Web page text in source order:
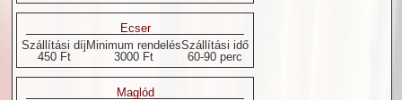
Ecser
Szállítási díj Minimum rendelésSzállítási idő
450 Ft
3000 Ft 60-90 perc
Maglód